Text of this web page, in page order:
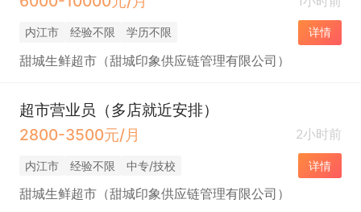
内江市 经验不限 学历不限 详情
甜城生鲜超市（甜城印象供应链管理有限公司）
超市营业员（多店就近安排）
2800-3500元/月
2小时前
内江市 经验不限 中专/技校 详情
甜城生鲜超市（甜城印象供应链管理有限公司）